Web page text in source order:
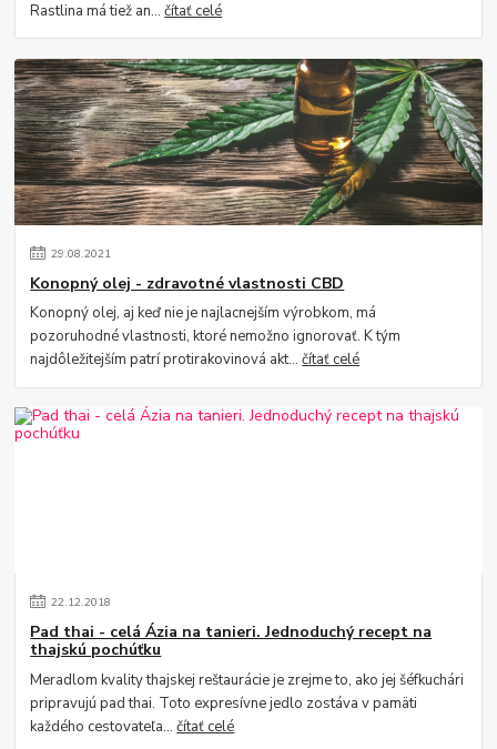
Rastlina má tiež an...čítať celé
29.08.2021
Konopný olej - zdravotné vlastnosti CBD
Konopný olej, aj keď nie je najlacnejším výrobkom, má
pozoruhodné vlastnosti, ktoré nemožno ignorovať. K tým
najdôležitejším patrí protirakovinová akt...čítať celé
22.12.2018
Pad thai - celá Ázia na tanieri. Jednoduchý recept na
thajskú pochúťku
Meradlom kvality thajskej reštaurácie je zrejme to, ako jej šéfkuchári
pripravujú pad thai. Toto expresívne jedlo zostáva v pamäti
každého cestovateľa...čítať celé